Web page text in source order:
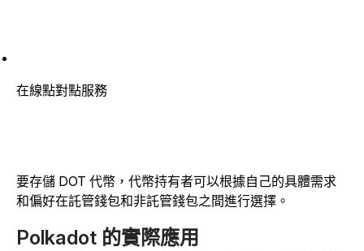
在線點對點服務
要存儲 DOT 代幣，代幣持有者可以根據自己的具體需求
和偏好在託管錢包和非託管錢包之間進行選擇。
Polkadot 的實際應用